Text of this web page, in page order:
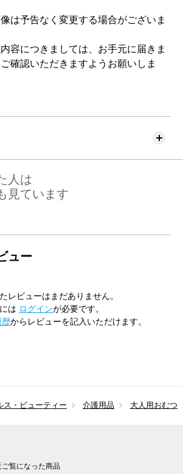
は予告なく変更する場合がございま
容につきましては、お手元に届きま
確認いただきますようお願いしま
人は
見ています
ュー
レビューはまだありません。
は ログインが必要です。
歴からレビューを記入いただけます。
ス・ビューティー 介護用品 大人用おむつ
ご覧になった商品